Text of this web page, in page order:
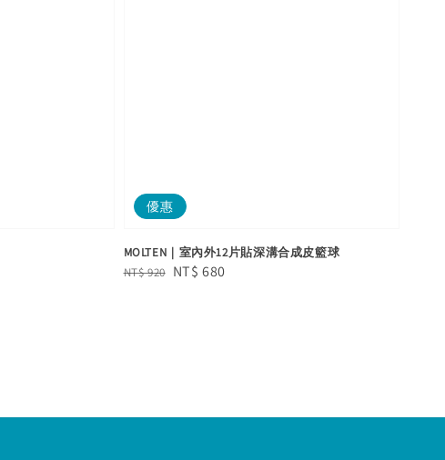
優惠
MOLTEN｜室內外12片貼深溝合成皮籃球
Regular
NT$ 920 Sale
NT$ 680